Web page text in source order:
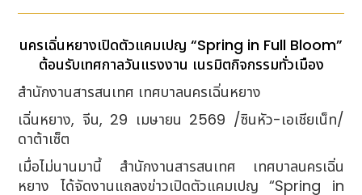
นครเฉิ่นหยางเปิดตัวแคมเปญ “Spring in Full Bloom”
ต้อนรับเทศกาลวันแรงงาน เนรมิตกิจกรรมทั่วเมือง
สำนักงานสารสนเทศ เทศบาลนครเฉิ่นหยาง
เฉิ่นหยาง, จีน, 29 เมษายน 2569 /ซินหัว-เอเชียเน็ท/
ดาต้าเซ็ต
เมื่อไม่นานมานี้ สำนักงานสารสนเทศ เทศบาลนครเฉิ่น
หยาง ได้จัดงานแถลงข่าวเปิดตัวแคมเปญ “Spring in